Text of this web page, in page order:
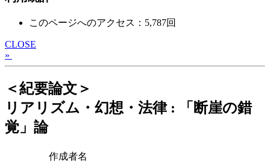
このページへのアクセス：5,787回
CLOSE
»
＜紀要論文＞
リアリズム・幻想・法律 : 「断崖の錯
覚」論
作成者名